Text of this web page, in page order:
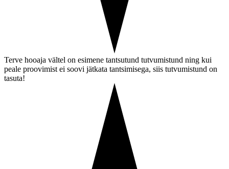
Terve hooaja vältel on esimene tantsutund tutvumistund ning kui
peale proovimist ei soovi jätkata tantsimisega, siis tutvumistund on
tasuta!